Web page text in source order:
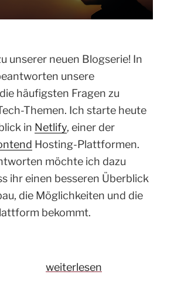
unserer neuen Blogserie! In
unsere
häufigsten Fragen zu
Themen. Ich starte heute
in Netlify, einer der
Hosting-Plattformen.
möchte ich dazu
ihr einen besseren Überblick
die Möglichkeiten und die
bekommt.
„Spotlight:
weiterlesen